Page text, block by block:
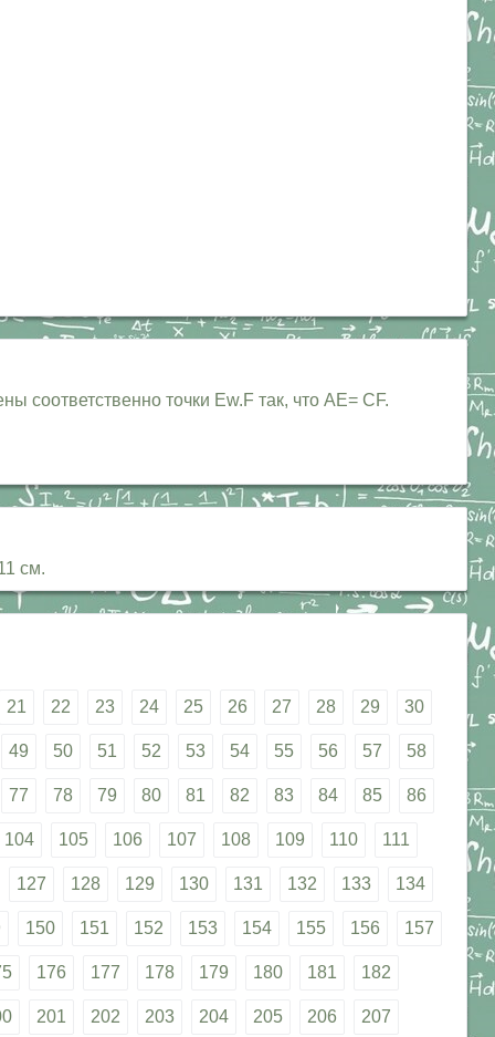
точки Ew.F так, что АЕ= CF.
см.
21 22 23 24 25 26 27 28 29 30
49 50 51 52 53 54 55 56 57 58
77 78 79 80 81 82 83 84 85 86
104 105 106 107 108 109 110 111
127 128 129 130 131 132 133 134
150 151 152 153 154 155 156 157
176 177 178 179 180 181 182
201 202 203 204 205 206 207